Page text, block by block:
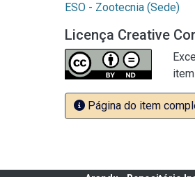
ESO - Zootecnia (Sede)
Licença Creative
Página do item